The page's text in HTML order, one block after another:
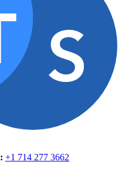
: +1 714 277 3662